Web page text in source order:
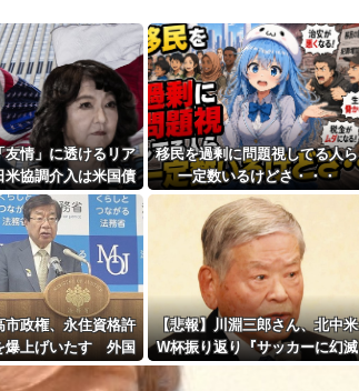
Powered by livedoor 相互RSS
を摘出 2度「腫瘍で...
し＝韓国の反応
ル！！
Powered by livedoor 相互RSS
友情」に透けるリア
米協調介入は米国債
するためだったｗｗ
ｗｗｗｗｗ
移民を過剰に問題視してる人ら
一定数いるけどさ・・・
市政権、永住資格許
爆上げいたす 外国
う日本ええわ・・」
【悲報】川淵三郎さん、北中米
W杯振り返り『サッカーに幻滅
した人多いのでは…』